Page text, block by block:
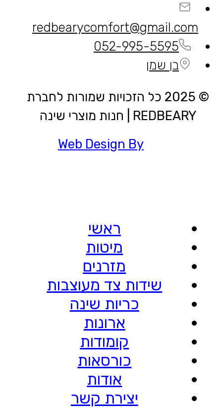
redbearycomfort@gmail.com
052-995-5595
בן שמן
© 2025 כל הזכויות שמורות לחברת
REDBEARY | חנות מוצרי שינה
Web Design By
ראשי
מיטות
מזרנים
שידות צד מעוצבות
כריות שינה
ארונות
קומודות
כורסאות
אודות
יצירת קשר